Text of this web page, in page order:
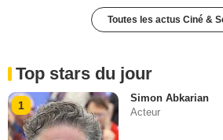
Toutes les actus Ciné &
Top stars du jour
1
Simon Abkarian
Acteur